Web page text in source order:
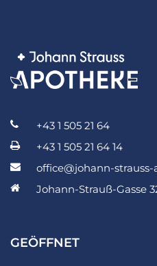
+43 1 505 21 64
+43 1 505 21 64 14
office@johann-
Johann-Strauß-Gasse
GEÖFFNET